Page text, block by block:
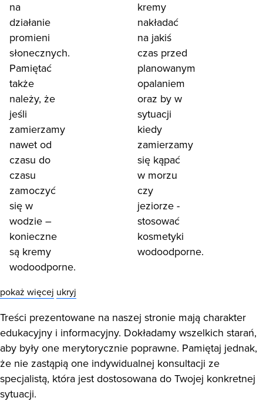
na
działanie
promieni
słonecznych.
Pamiętać
także
należy, że
jeśli
zamierzamy
nawet od
czasu do
czasu
zamoczyć
się w
wodzie –
konieczne
są kremy
wodoodporne.
kremy
nakładać
na jakiś
czas przed
planowanym
opalaniem
oraz by w
sytuacji
kiedy
zamierzamy
się kąpać
w morzu
czy
jeziorze -
stosować
kosmetyki
wodoodporne.
pokaż więcej ukryj
Treści prezentowane na naszej stronie mają charakter
edukacyjny i informacyjny. Dokładamy wszelkich starań,
aby były one merytorycznie poprawne. Pamiętaj jednak,
że nie zastąpią one indywidualnej konsultacji ze
specjalistą, która jest dostosowana do Twojej konkretnej
sytuacji.